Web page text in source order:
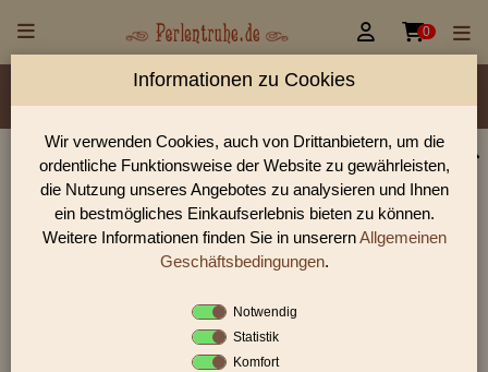
 0
Material/Glassorte Sorte/Form Farbe
Größen
Rocailles Größen Lochdurchmesser
Perlen Shop für Farfalle Rocailles 2/4mm Perlen
In unserem Perlen Shop finden sie zahlreich Farfalle Rocailles
2/4mm Perlen und viele weiter Glasperlen.
Sie befinden sich in folgender Kategorie:
Farfalle Rocailles|Farfalle Rocailles 2/4mm
Informationen zu Cookies
Wir verwenden Cookies, auch von Drittanbietern, um die
ordentliche Funktionsweise der Website zu gewährleisten,
die Nutzung unseres Angebotes zu analysieren und Ihnen
ein bestmögliches Einkaufserlebnis bieten zu können.
Weitere Informationen finden Sie in unserernAllgemeinen
Geschäftsbedingungen.
Notwendig
Statistik
Komfort